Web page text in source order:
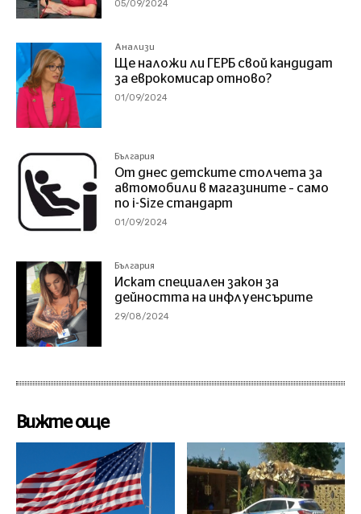
05/09/2024
Анализи
Ще наложи ли ГЕРБ свой кандидат
за еврокомисар отново?
01/09/2024
България
От днес детските столчета за
автомобили в магазините – само
по i-Size стандарт
01/09/2024
България
Искат специален закон за
дейността на инфлуенсърите
29/08/2024
Вижте още